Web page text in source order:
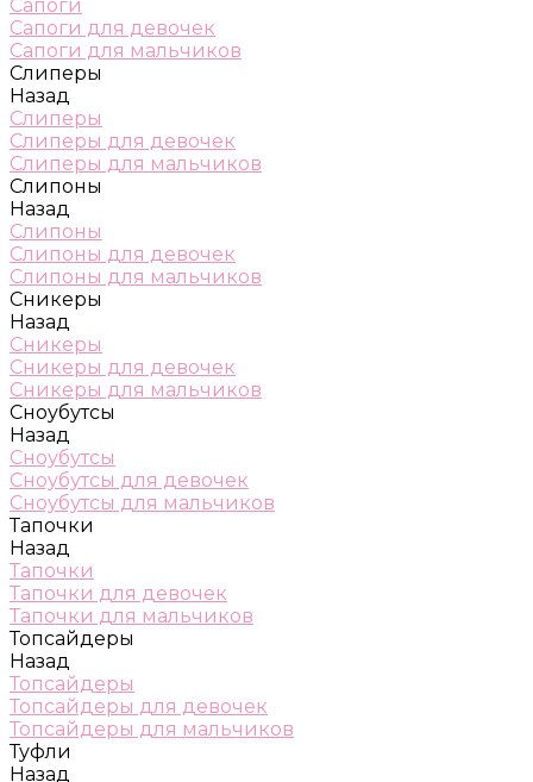
Сапоги
Сапоги для девочек
Сапоги для мальчиков
Слиперы
Назад
Слиперы
Слиперы для девочек
Слиперы для мальчиков
Слипоны
Назад
Слипоны
Слипоны для девочек
Слипоны для мальчиков
Сникеры
Назад
Сникеры
Сникеры для девочек
Сникеры для мальчиков
Сноубутсы
Назад
Сноубутсы
Сноубутсы для девочек
Сноубутсы для мальчиков
Тапочки
Назад
Тапочки
Тапочки для девочек
Тапочки для мальчиков
Топсайдеры
Назад
Топсайдеры
Топсайдеры для девочек
Топсайдеры для мальчиков
Туфли
Назад